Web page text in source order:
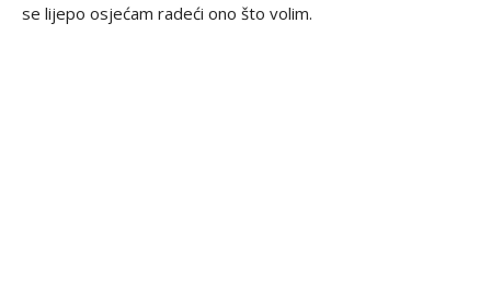
se lijepo osjećam radeći ono što volim.